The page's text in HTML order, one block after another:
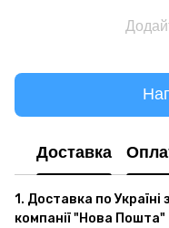
Доставка
1. Доставка по Україні
компанії "Нова Пошта"